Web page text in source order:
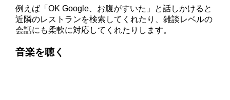
例えば「OK Google、お腹がすいた」と話しかけると
近隣のレストランを検索してくれたり、雑談レベルの
会話にも柔軟に対応してくれたりします。
音楽を聴く